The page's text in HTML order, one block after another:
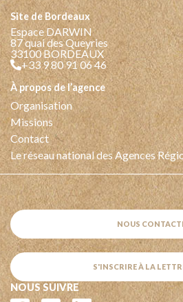
Site de Bordeaux
Espace DARWIN
87 quai des Queyries
33100 BORDEAUX
+33 9 80 91 06 46
à propos de l’agence
Organisation
Missions
Contact
Le réseau national des Agences
NOUS
S'INSCRIRE À LA
NOUS SUIVRE